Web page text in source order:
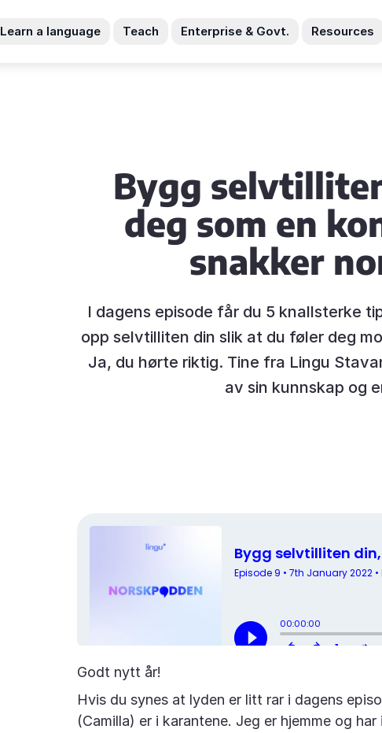
Learn a language Teach Enterprise & Govt. Resources
Bygg
deg som en
snakker
I dagens episode får du 5 knallsterke
opp selvtilliten din slik at du føler deg
Ja, du hørte riktig. Tine fra Lingu
av sin kunnskap og
Godt nytt år!
Hvis du synes at lyden er litt rar i dagens
(Camilla) er i karantene. Jeg er hjemme og